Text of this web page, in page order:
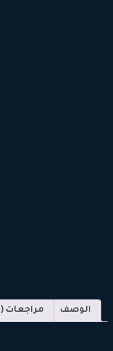
الوصف مراجعات (1)